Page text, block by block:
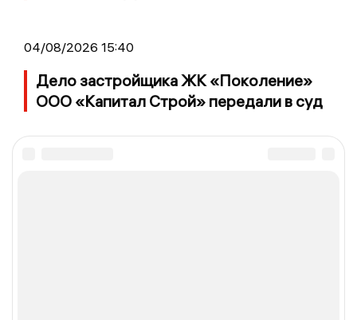
04/08/2026 15:40
Дело застройщика ЖК «Поколение»
ООО «Капитал Строй» передали в суд